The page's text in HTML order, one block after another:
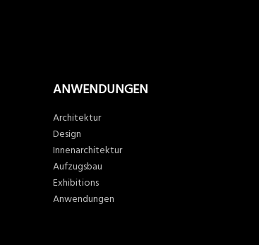
ANWENDUNGEN
Architektur
Design
Innenarchitektur
Aufzugsbau
Exhibitions
Anwendungen